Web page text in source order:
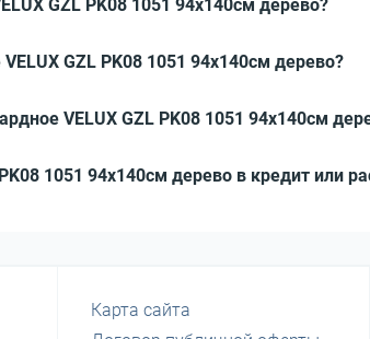
GZL PK08 1051 94x140см дерево?
GZL PK08 1051 94x140см дерево?
VELUX GZL PK08 1051 94x140см
1051 94x140см дерево в кредит или
Карта сайта